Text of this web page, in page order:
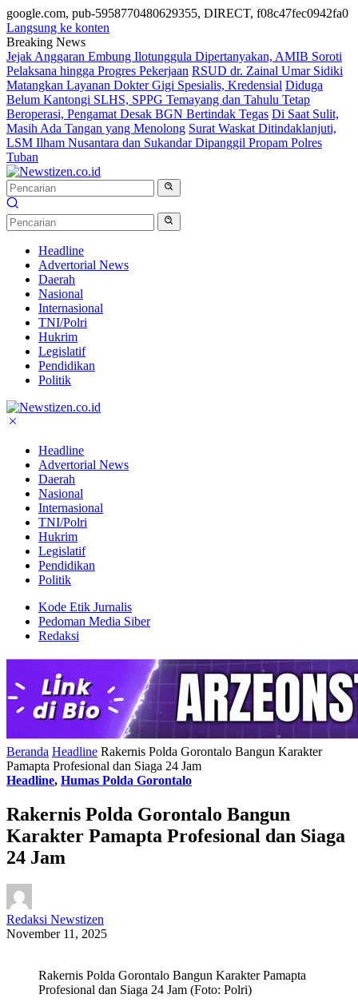
google.com, pub-5958770480629355, DIRECT, f08c47fec0942fa0
Langsung ke konten
Breaking News
Jejak Anggaran Embung Ilotunggula Dipertanyakan, AMIB Soroti
Pelaksana hingga Progres Pekerjaan RSUD dr. Zainal Umar Sidiki
Matangkan Layanan Dokter Gigi Spesialis, Kredensial Diduga
Belum Kantongi SLHS, SPPG Temayang dan Tahulu Tetap
Beroperasi, Pengamat Desak BGN Bertindak Tegas Di Saat Sulit,
Masih Ada Tangan yang Menolong Surat Waskat Ditindaklanjuti,
LSM Ilham Nusantara dan Sukandar Dipanggil Propam Polres
Tuban
Headline
Advertorial News
Daerah
Nasional
Internasional
TNI/Polri
Hukrim
Legislatif
Pendidikan
Politik
Headline
Advertorial News
Daerah
Nasional
Internasional
TNI/Polri
Hukrim
Legislatif
Pendidikan
Politik
Kode Etik Jurnalis
Pedoman Media Siber
Redaksi
Beranda Headline Rakernis Polda Gorontalo Bangun Karakter
Pamapta Profesional dan Siaga 24 Jam
Headline, Humas Polda Gorontalo
Rakernis Polda Gorontalo Bangun
Karakter Pamapta Profesional dan Siaga
24 Jam
Redaksi Newstizen
November 11, 2025
Rakernis Polda Gorontalo Bangun Karakter Pamapta
Profesional dan Siaga 24 Jam (Foto: Polri)